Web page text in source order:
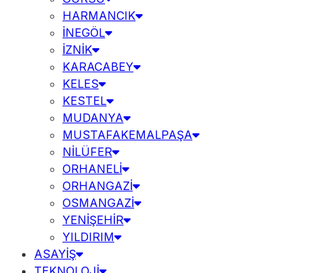
HARMANCIK
İNEGÖL
İZNİK
KARACABEY
KELES
KESTEL
MUDANYA
MUSTAFAKEMALPAŞA
NİLÜFER
ORHANELİ
ORHANGAZİ
OSMANGAZİ
YENİŞEHİR
YILDIRIM
ASAYİŞ